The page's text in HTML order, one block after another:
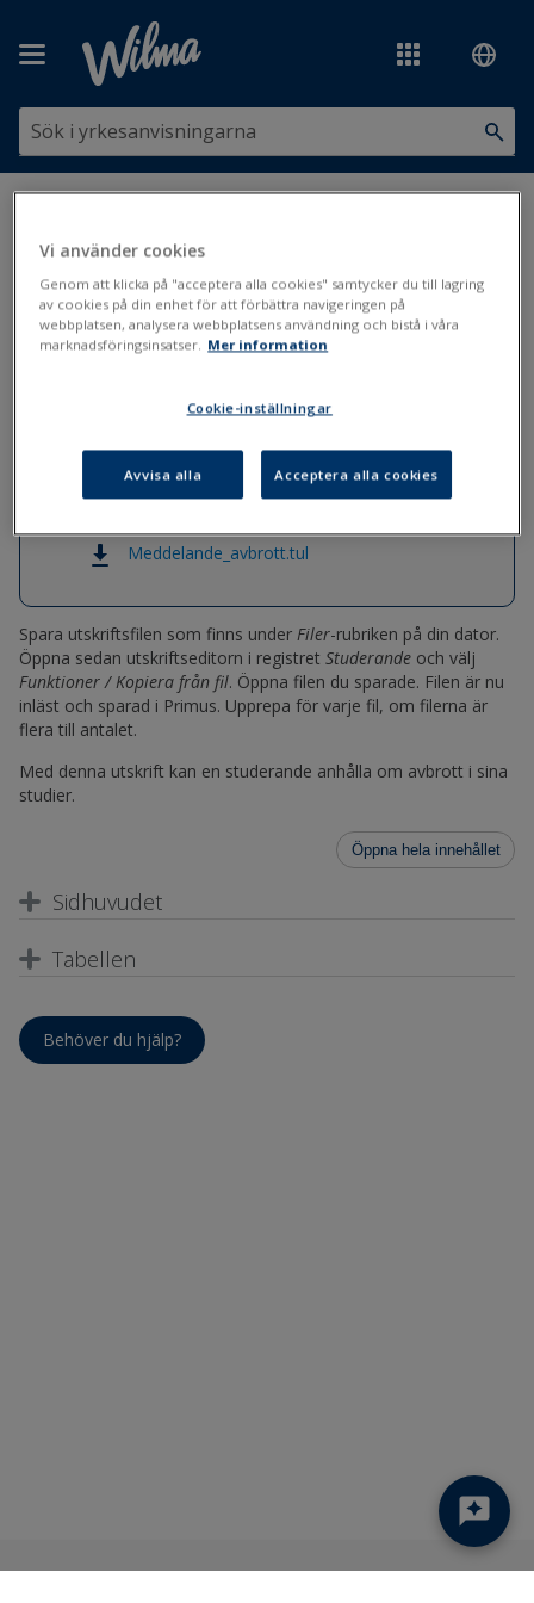
Meddelande om avbrott i
studierna (Studerande)
Filer
Meddelande_avbrott.tul
Spara utskriftsfilen som finns under Filer-rubriken på din dator.
Öppna sedan utskriftseditorn i registret Studerande och välj
Funktioner / Kopiera från fil. Öppna filen du sparade. Filen är nu
inläst och sparad i Primus. Upprepa för varje fil, om filerna är
flera till antalet.
Med denna utskrift kan en studerande anhålla om avbrott i sina
studier.
Öppna hela innehållet
Sidhuvudet
Tabellen
Behöver du hjälp?
Vi använder cookies
Genom att klicka på "acceptera alla cookies" samtycker du till lagring
av cookies på din enhet för att förbättra navigeringen på
webbplatsen, analysera webbplatsens användning och bistå i våra
marknadsföringsinsatser. Mer information
Cookie-inställningar
Avvisa alla Acceptera alla cookies